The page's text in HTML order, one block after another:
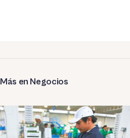
Más en Negocios